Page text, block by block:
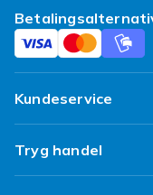
Kundeservice
Ofte stillede
Spor min pakke
Tryg handel